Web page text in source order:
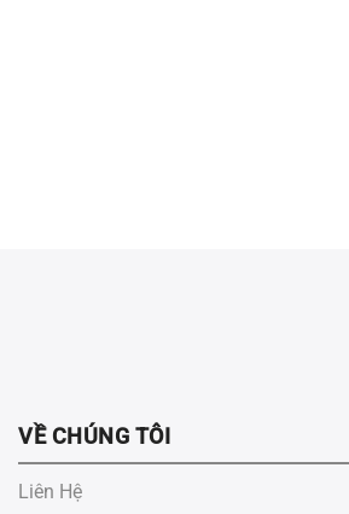
VỀ CHÚNG TÔI
Liên Hệ